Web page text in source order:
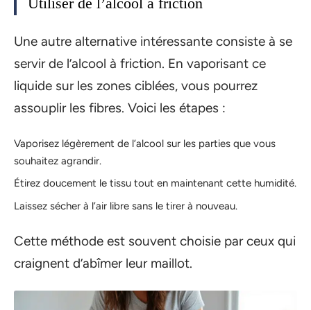
Une autre alternative intéressante consiste à se
servir de l’alcool à friction. En vaporisant ce
liquide sur les zones ciblées, vous pourrez
assouplir les fibres. Voici les étapes :
Vaporisez légèrement de l’alcool sur les parties que vous
souhaitez agrandir.
Étirez doucement le tissu tout en maintenant cette humidité.
Laissez sécher à l’air libre sans le tirer à nouveau.
Cette méthode est souvent choisie par ceux qui
craignent d’abîmer leur maillot.